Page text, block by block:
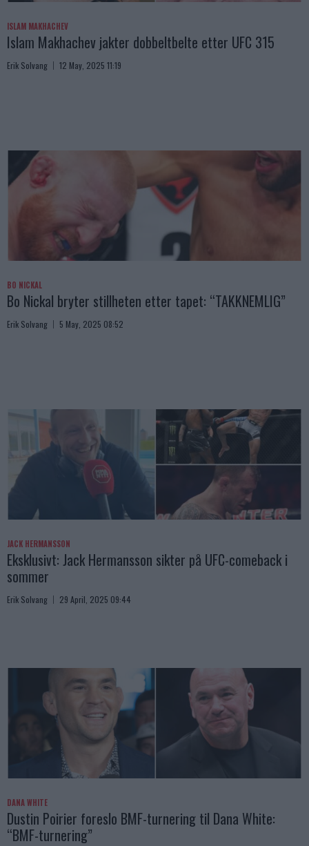
ISLAM MAKHACHEV
Islam Makhachev jakter dobbeltbelte etter UFC 315
Erik Solvang 12 May, 2025 11:19
BO NICKAL
Bo Nickal bryter stillheten etter tapet: “TAKKNEMLIG”
Erik Solvang 5 May, 2025 08:52
JACK HERMANSSON
Eksklusivt: Jack Hermansson sikter på UFC-comeback i
sommer
Erik Solvang 29 April, 2025 09:44
DANA WHITE
Dustin Poirier foreslo BMF-turnering til Dana White:
“BMF-turnering”